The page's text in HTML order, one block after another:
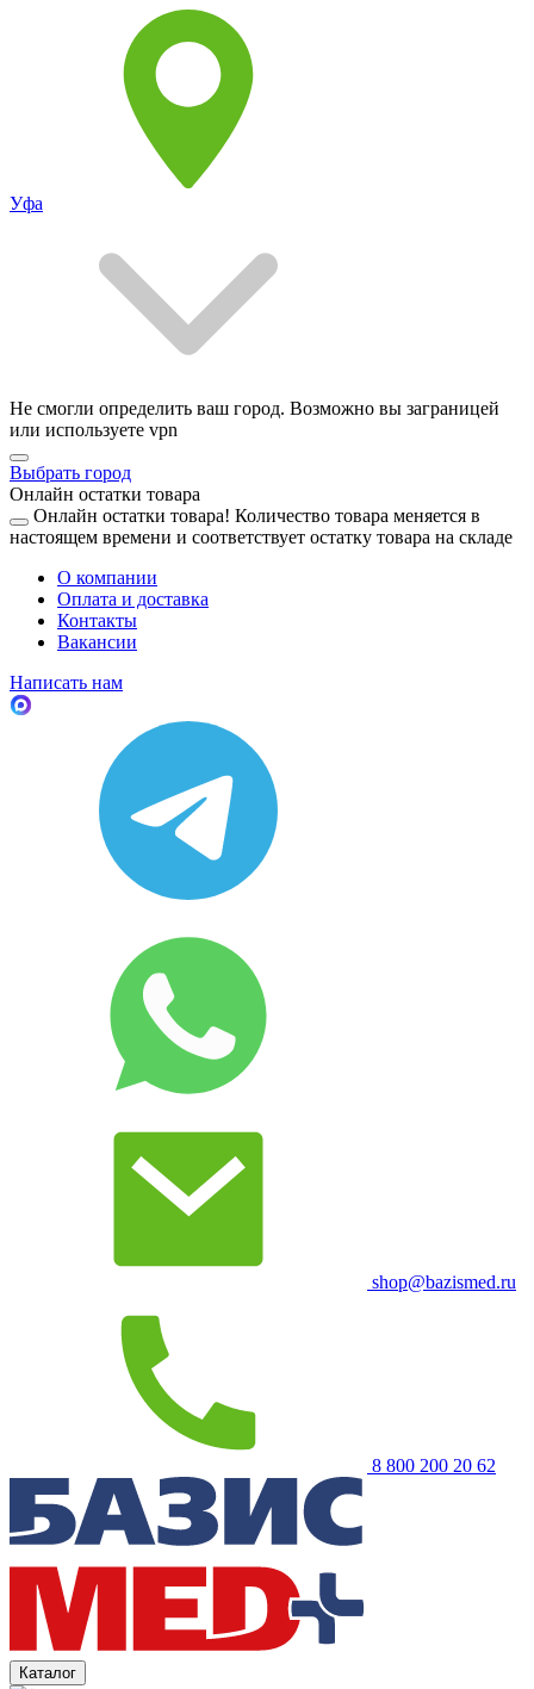
Уфа
Не смогли определить ваш город. Возможно вы заграницей
или используете vpn
Выбрать город
Онлайн остатки товара
Онлайн остатки товара! Количество товара меняется в
настоящем времени и соответствует остатку товара на складе
О компании
Оплата и доставка
Контакты
Вакансии
Написать нам
shop@bazismed.ru
8 800 200 20 62
Каталог